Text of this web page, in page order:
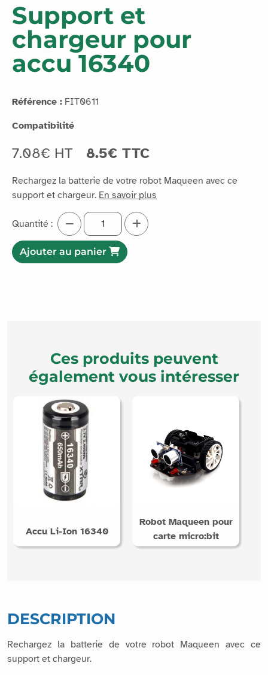
Support et
chargeur pour
accu 16340
Référence : FIT0611
Compatibilité
7.08€ HT 8.5€ TTC
Rechargez la batterie de votre robot Maqueen avec ce
support et chargeur. En savoir plus
Quantité :
Ajouter au panier
Ces produits peuvent
également vous intéresser
Accu Li-Ion 16340
Robot Maqueen pour
carte micro:bit
DESCRIPTION
Rechargez la batterie de votre robot Maqueen avec ce
support et chargeur.